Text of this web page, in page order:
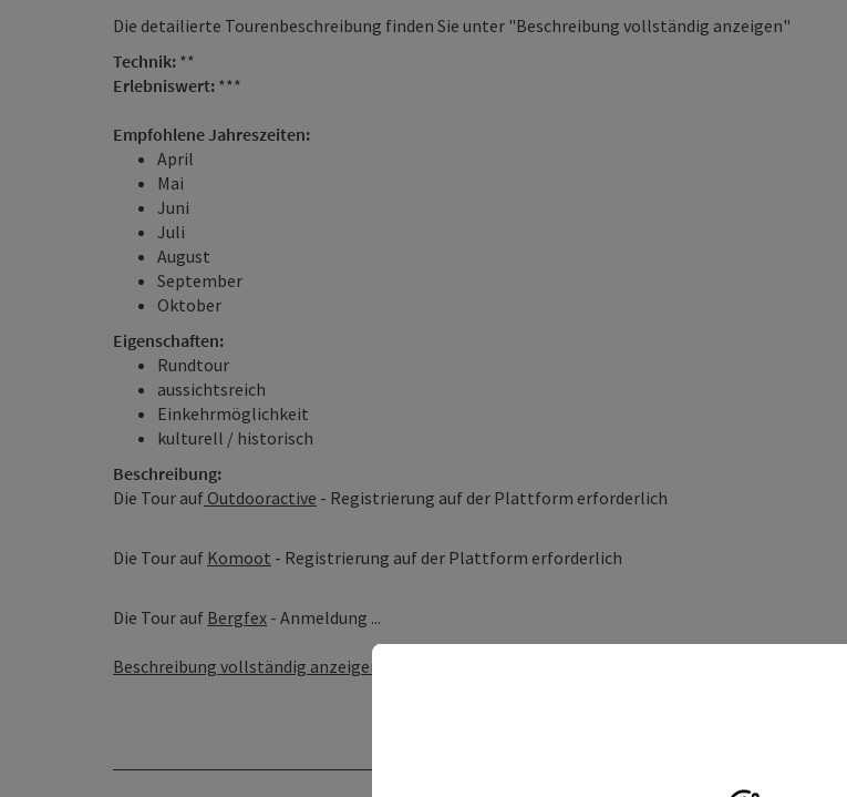
Die detailierte Tourenbeschreibung finden Sie unter "Beschreibung vollständig anzeigen"
Technik: **
Erlebniswert: ***
Empfohlene Jahreszeiten:
April
Mai
Juni
Juli
August
September
Oktober
Eigenschaften:
Rundtour
aussichtsreich
Einkehrmöglichkeit
kulturell / historisch
Beschreibung:
Die Tour aufOutdooractive - Registrierung auf der Plattform erforderlich
Die Tour auf Komoot - Registrierung auf der Plattform erforderlich
Die Tour auf Bergfex - Anmeldung ...
Beschreibung vollständig anzeigen